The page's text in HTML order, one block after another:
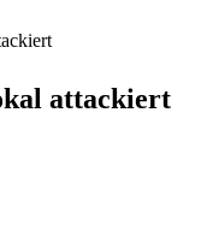
attackiert